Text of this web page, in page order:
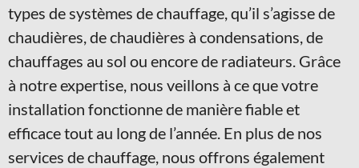
types de systèmes de chauffage, qu’il s’agisse de
chaudières, de chaudières à condensations, de
chauffages au sol ou encore de radiateurs. Grâce
à notre expertise, nous veillons à ce que votre
installation fonctionne de manière fiable et
efficace tout au long de l’année. En plus de nos
services de chauffage, nous offrons également